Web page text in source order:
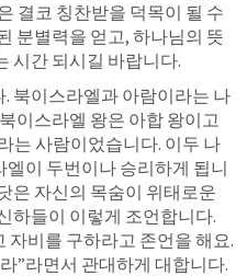
결코 칭찬받을 덕목이 될 수
분별력을 얻고, 하나님의 뜻
시간 되시길 바랍니다.
북이스라엘과 아람이라는 나
이스라엘 왕은 아합 왕이고
는 사람이었습니다. 이두 나
이 두번이나 승리하게 됩니
은 자신의 목숨이 위태로운
하들이 이렇게 조언합니다.
자비를 구하라고 존언을 해요.
”라면서 관대하게 대합니다.